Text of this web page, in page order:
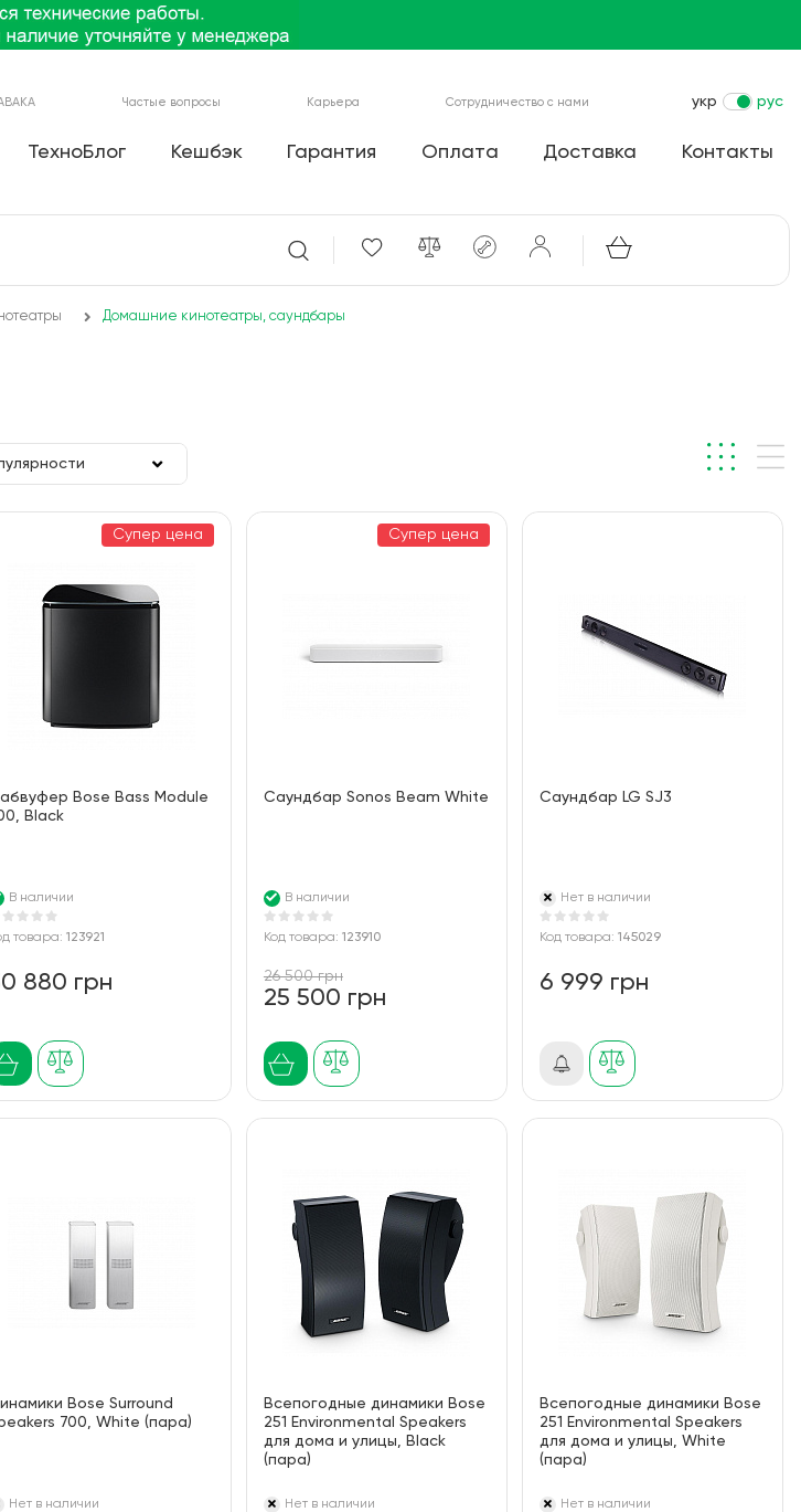
Частые вопросы Карьера Сотрудничество с нами укр рус
ТехноБлог Кешбэк Гарантия Оплата Доставка Контакты
Домашние кинотеатры, саундбары
Супер цена
Bose Bass Module
Black
В наличии
товара: 123921
880 грн
Супер цена
Саундбар Sonos Beam White
В наличии
Код товара: 123910
26 500 грн
25 500 грн
Саундбар LG SJ3
Нет в наличии
Код товара: 145029
6 999 грн
Bose Surround
700, White (пара)
Нет в наличии
Всепогодные динамики Bose
251 Environmental Speakers
для дома и улицы, Black
(пара)
Нет в наличии
Всепогодные динамики Bose
251 Environmental Speakers
для дома и улицы, White
(пара)
Нет в наличии